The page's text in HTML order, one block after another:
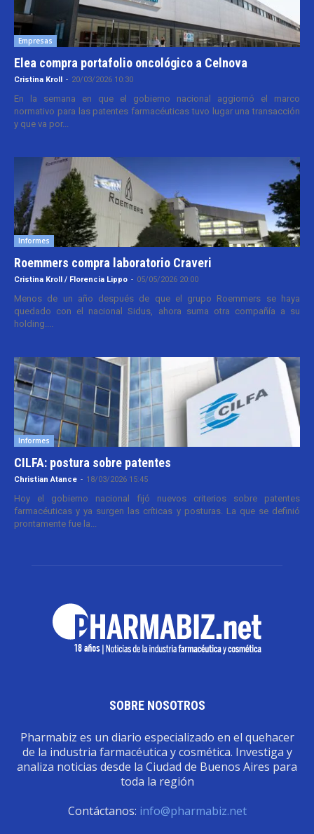
Empresas
Elea compra portafolio oncológico a Celnova
Cristina Kroll - 20/03/2026 10:30
En la semana en que el gobierno nacional aggiornó el marco
normativo para las patentes farmacéuticas tuvo lugar una transacción
y que va por...
Informes
Roemmers compra laboratorio Craveri
Cristina Kroll / Florencia Lippo - 05/05/2026 20:00
Menos de un año después de que el grupo Roemmers se haya
quedado con el nacional Sidus, ahora suma otra compañía a su
holding....
Informes
CILFA: postura sobre patentes
Christian Atance - 18/03/2026 15:45
Hoy el gobierno nacional fijó nuevos criterios sobre patentes
farmacéuticas y ya surgen las críticas y posturas. La que se definió
prontamente fue la...
SOBRE NOSOTROS
Pharmabiz es un diario especializado en el quehacer
de la industria farmacéutica y cosmética. Investiga y
analiza noticias desde la Ciudad de Buenos Aires para
toda la región
Contáctanos: info@pharmabiz.net